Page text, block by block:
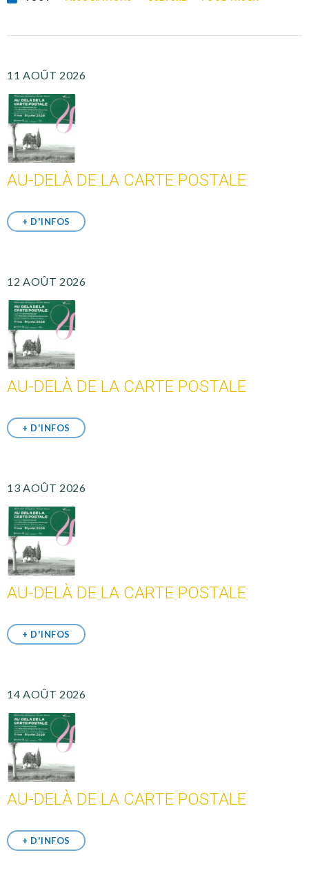
11 AOÛT 2026
AU-DELÀ DE LA CARTE POSTALE
+ D'INFOS
12 AOÛT 2026
AU-DELÀ DE LA CARTE POSTALE
+ D'INFOS
13 AOÛT 2026
AU-DELÀ DE LA CARTE POSTALE
+ D'INFOS
14 AOÛT 2026
AU-DELÀ DE LA CARTE POSTALE
+ D'INFOS